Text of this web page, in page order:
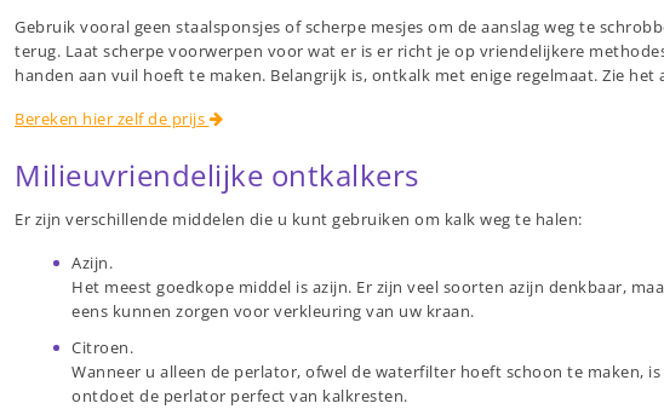
Gebruik vooral geen staalsponsjes of scherpe mesjes om de aanslag weg te
terug. Laat scherpe voorwerpen voor wat er is er richt je op vriendelijkere
handen aan vuil hoeft te maken. Belangrijk is, ontkalk met enige regelmaat. Zie
Bereken hier zelf de prijs
Milieuvriendelijke ontkalkers
Er zijn verschillende middelen die u kunt gebruiken om kalk weg te halen:
Azijn.
Het meest goedkope middel is azijn. Er zijn veel soorten azijn denkbaar,
eens kunnen zorgen voor verkleuring van uw kraan.
Citroen.
Wanneer u alleen de perlator, ofwel de waterfilter hoeft schoon te maken,
ontdoet de perlator perfect van kalkresten.